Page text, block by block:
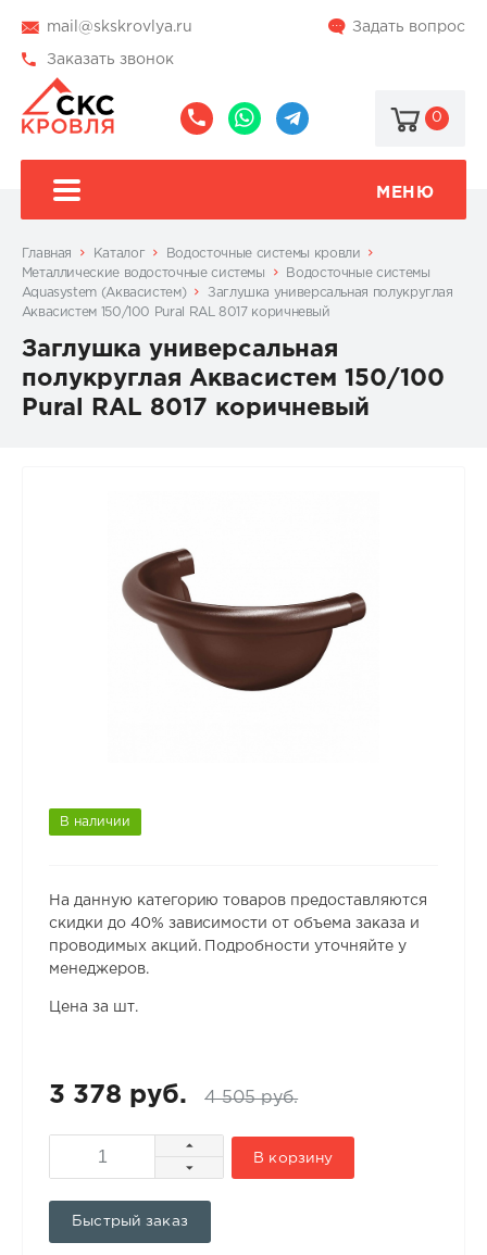
mail@skskrovlya.ru Задать вопрос
Заказать звонок
0
МЕНЮ
Главная Каталог
Водосточные системы кровли
Металлические водосточные системы
Водосточные системы
Aquasystem (Аквасистем)
Заглушка универсальная полукруглая
Аквасистем 150/100 Pural RAL 8017 коричневый
Заглушка универсальная
полукруглая Аквасистем 150/100
Pural RAL 8017 коричневый
В наличии
На данную категорию товаров предоставляются
скидки до 40% зависимости от объема заказа и
проводимых акций. Подробности уточняйте у
менеджеров.
Цена за шт.
3 378 руб. 4 505 руб.
В корзину
Быстрый заказ